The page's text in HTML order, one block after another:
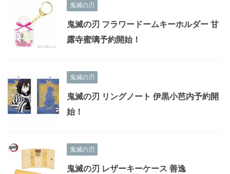
鬼滅の刃
鬼滅の刃 フラワードームキーホルダー 甘
露寺蜜璃予約開始！
鬼滅の刃
鬼滅の刃 リングノート 伊黒小芭内予約開
始！
鬼滅の刃
鬼滅の刃 レザーキーケース 善逸